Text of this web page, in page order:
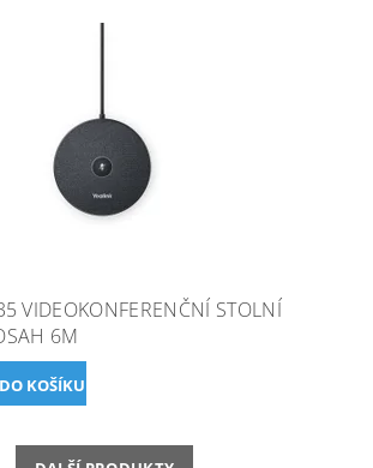
VIDEOKONFERENČNÍ STOLNÍ
6M